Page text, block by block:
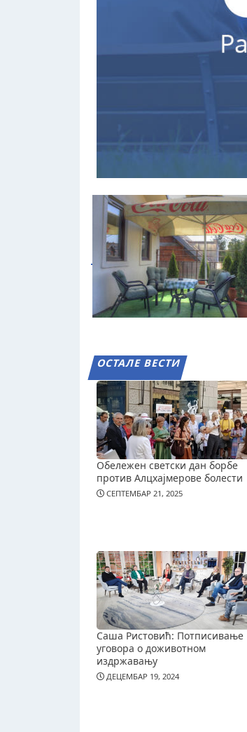
ОСТАЛЕ ВЕСТИ
Обележен светски дан борбе
против Алцхајмерове болести
СЕПТЕМБАР 21, 2025
Саша Ристовић: Потписивање
уговора о доживотном
издржавању
ДЕЦЕМБАР 19, 2024